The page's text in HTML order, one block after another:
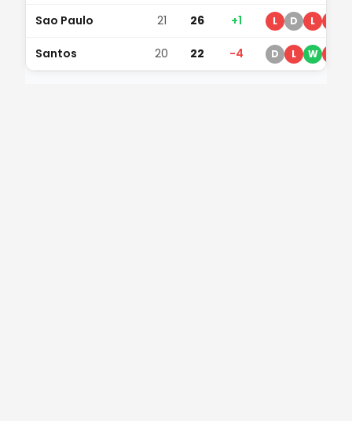
Sao Paulo 21 26 +1 L D L
Santos 20 22 -4 D L W